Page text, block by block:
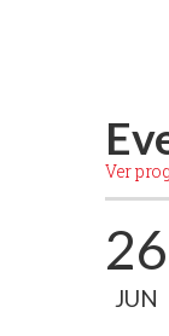
Ver
26
JUN